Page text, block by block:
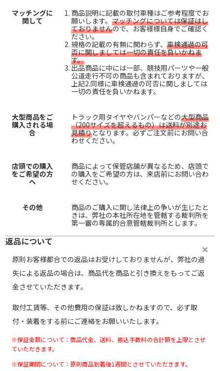
マッチングに
関して
商品説明に記載の取付車種はご参考程度でお
願いします。 マッチングについては保証はし
ておりませんので、お客様様自身でご確認く
ださい。
規格の記載の有無に関わらず、 車検通過の可
否に関しましては一切の責任を負いかねま
す。
出品商品に中には一部、競技用パーツや一般
公道走行不可の商品も含まれておりますが、
上記2.同様に車検通過の可否に関しましては
一切の責任を負いかねます。
大型商品をご
購入される場
合
トラック用タイヤやバンパーなどの大型商品
（200サイズを超えるもの）は送料が別途お
見積りとなります。必ずご注文前にお問い合
わせください。
店頭での購入
をご希望の方
へ
商品によって保管店舗が異なるため、店頭で
の購入をご希望の方は、来店前にお問い合わ
せください。
その他
商品のご購入に関し法律上の争いが生じたと
きは、弊社の本社所在地を管轄する裁判所を
第一審の専属的合意管轄裁判所とします。
返品について
原則お客様都合での返品はお受けしておりませんが、弊社の過
失による返品の場合は、商品代を商品と引き換えをもってご返
金させていただきます。
取付工賃等、その他費用の保証は致しかねますので、必ず取
付・装着をする前にご連絡をお願いいたします。
※保証金額について：商品代金、送料、振込手数料の合計額を上限とさせ
ていただきます。
※保証期間について：原則商品到着後1週間とさせていただきます。